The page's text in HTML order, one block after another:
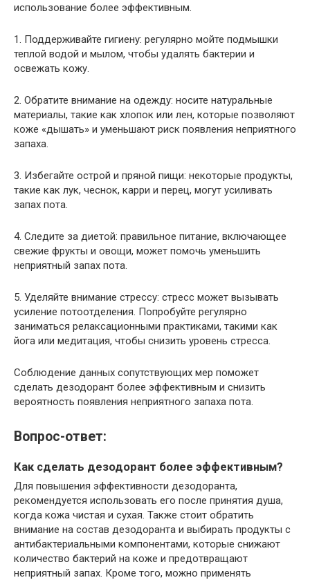
использование более эффективным.
1. Поддерживайте гигиену: регулярно мойте подмышки
теплой водой и мылом, чтобы удалять бактерии и
освежать кожу.
2. Обратите внимание на одежду: носите натуральные
материалы, такие как хлопок или лен, которые позволяют
коже «дышать» и уменьшают риск появления неприятного
запаха.
3. Избегайте острой и пряной пищи: некоторые продукты,
такие как лук, чеснок, карри и перец, могут усиливать
запах пота.
4. Следите за диетой: правильное питание, включающее
свежие фрукты и овощи, может помочь уменьшить
неприятный запах пота.
5. Уделяйте внимание стрессу: стресс может вызывать
усиление потоотделения. Попробуйте регулярно
заниматься релаксационными практиками, такими как
йога или медитация, чтобы снизить уровень стресса.
Соблюдение данных сопутствующих мер поможет
сделать дезодорант более эффективным и снизить
вероятность появления неприятного запаха пота.
Вопрос-ответ:
Как сделать дезодорант более эффективным?
Для повышения эффективности дезодоранта,
рекомендуется использовать его после принятия душа,
когда кожа чистая и сухая. Также стоит обратить
внимание на состав дезодоранта и выбирать продукты с
антибактериальными компонентами, которые снижают
количество бактерий на коже и предотвращают
неприятный запах. Кроме того, можно применять